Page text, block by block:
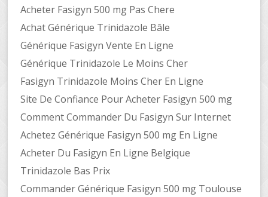
Acheter Fasigyn 500 mg Pas Chere
Achat Générique Trinidazole Bâle
Générique Fasigyn Vente En Ligne
Générique Trinidazole Le Moins Cher
Fasigyn Trinidazole Moins Cher En Ligne
Site De Confiance Pour Acheter Fasigyn 500 mg
Comment Commander Du Fasigyn Sur Internet
Achetez Générique Fasigyn 500 mg En Ligne
Acheter Du Fasigyn En Ligne Belgique
Trinidazole Bas Prix
Commander Générique Fasigyn 500 mg Toulouse